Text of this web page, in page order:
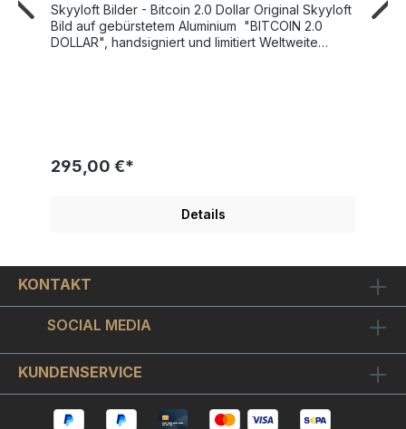
Skyyloft Bilder - Bitcoin 2.0 Dollar Original Skyyloft
Bild auf gebürstetem Aluminium "BITCOIN 2.0
DOLLAR", handsigniert und limitiert Weltweite
Museumsglas enthalten. Ein original Skyyloft
Geschäft! Der Miami "Charging Bull" steht hier als
DAS Sinnbild für den Bitcoin!Der "Bitcoin 2.0
Kontrast zwischen chromglänzenden
unbedruckten Bildstellen und dem ansonsten
metallisch matt seidenglänzenden Bildmotiv.Der
mattschwarze Objekt-Bilderrahmen nimmt das Bild
schwebend montiert auf, so dass sich ein schöner
3D-Effekt ergibt.Wir haben hochwertiges
Museumsglas verwendet. Das ist ein - wie
interferenzoptisch entspiegelt, wodurch die
295,00 €*
Details
KONTAKT
SOCIAL MEDIA
KUNDENSERVICE